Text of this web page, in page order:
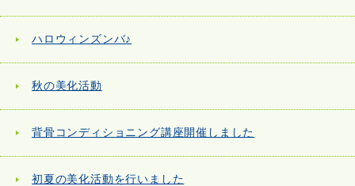
ハロウィンズンバ♪
秋の美化活動
背骨コンディショニング講座開催しました
初夏の美化活動を行いました